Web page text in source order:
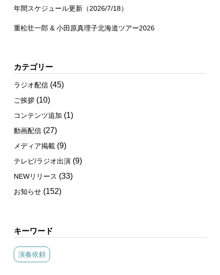
年間スケジュール更新（2026/7/18）
重松壮一郎 & 小田原真理子北海道ツアー2026
カテゴリー
ラジオ配信 (45)
ご挨拶 (10)
コンテンツ追加 (1)
動画配信 (27)
メディア掲載 (9)
テレビ/ラジオ出演 (9)
NEWリリース (33)
お知らせ (152)
キーワード
演奏依頼